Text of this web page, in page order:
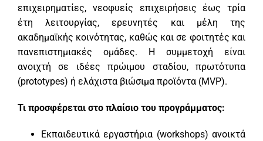
επιχειρηματίες, νεοφυείς επιχειρήσεις έως τρία
έτη λειτουργίας, ερευνητές και μέλη της
ακαδημαϊκής κοινότητας, καθώς και σε φοιτητές και
πανεπιστημιακές ομάδες. Η συμμετοχή είναι
ανοιχτή σε ιδέες πρώιμου σταδίου, πρωτότυπα
(prototypes) ή ελάχιστα βιώσιμα προϊόντα (MVP).
Τι προσφέρεται στο πλαίσιο του προγράμματος:
Εκπαιδευτικά εργαστήρια (workshops) ανοικτά